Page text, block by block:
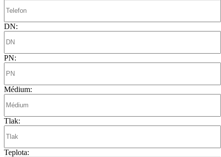
DN:
PN:
Médium:
Tlak:
Teplota: